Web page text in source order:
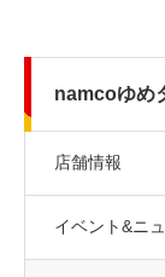
namcoゆめ
店舗情報
イベント&ニ